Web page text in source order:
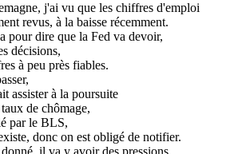
j'ai vu que les chiffres d'emploi
revus, à la baisse récemment.
pour dire que la Fed va devoir,
décisions,
à peu près fiables.
assister à la poursuite
de chômage,
par le BLS,
donc on est obligé de notifier.